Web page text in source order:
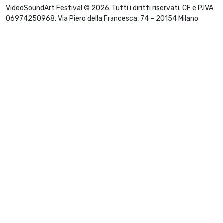
VideoSoundArt Festival © 2026. Tutti i diritti riservati. CF e P.IVA
06974250968, Via Piero della Francesca, 74 – 20154 Milano